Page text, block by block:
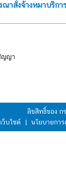
ณาสั่งจ้างหมาบริก
ญญา
ลิขสิทธิ์ของ ก
ว็บไซต์
| นโยบายกา